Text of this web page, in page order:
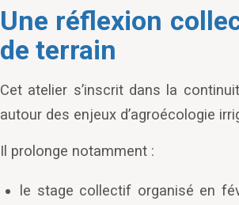
Une réflexion
de terrain
Cet atelier s’inscrit dans la
autour des enjeux d’agroécologie
Il prolonge notamment :
le stage collectif organisé en